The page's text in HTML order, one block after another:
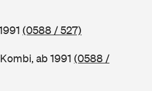
(0588 / 527)
ab 1991 (0588 /